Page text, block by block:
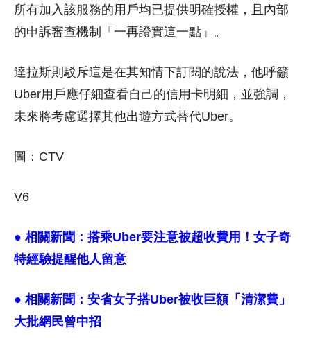
所有加入該服務的用戶均已提供明確授權，且內部
的申訴審查機制「一再證實這一點」。
達拉斯則駁斥這是在其知情下訂閱的說法，他呼籲
Uber用戶應仔細查看自己的信用卡明細，並強調，
未來將考慮選擇其他出遊方式替代Uber。
圖：CTV
V6
● 相關新聞： 搭乘Uber要注意被超收費用！女子奇
特經驗提醒他人留意
● 相關新聞： 安省女子搭Uber被收巨額「清潔費」
大批網民曾中招